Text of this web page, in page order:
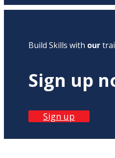
Build Skills with our
Sign up
Sign up